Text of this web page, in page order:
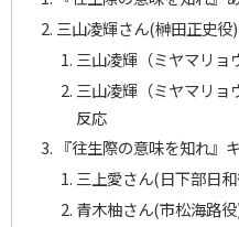
三山凌輝さん(榊田正史役
三山凌輝（ミヤマリョ
三山凌輝（ミヤマリョ
反応
『往生際の意味を知れ』
三上愛さん(日下部日
青木柚さん(市松海路